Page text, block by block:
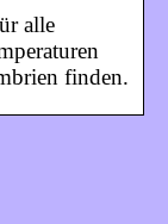
alle
finden.